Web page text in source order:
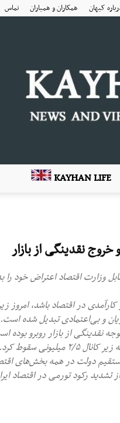
کیهان همکاران و همیاران تماس
KAYHAN LIFE
نقدینگی از بازار
امروز چهارشنبه ۲۲ امرداد ۱۴۰۴، با تجمع مقابل وزارت اقتصاد اعتراض خود
در اقتصاد باشد، امروز
و بی‌اعتمادی تبدیل شده
نقدینگی از بازار روبرو بوده
دولت در همه بخش‌های
رکود تورمی در اقتصاد